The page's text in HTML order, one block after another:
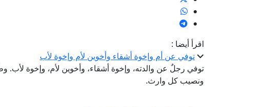
اقرأ أيضا :
توفي عن أم وإخوة أشقاء وأخوين لأم وإخوة لأب
توفي رجلٌ عن والدته، وإخوة أشقاء، وأخوين لأم، وإخوة
ونصيب كل وارث.